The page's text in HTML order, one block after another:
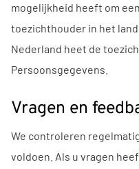
mogelijkheid heeft om
toezichthouder in het
Nederland heet de
Persoonsgegevens.
Vragen en
We controleren
voldoen. Als u vragen